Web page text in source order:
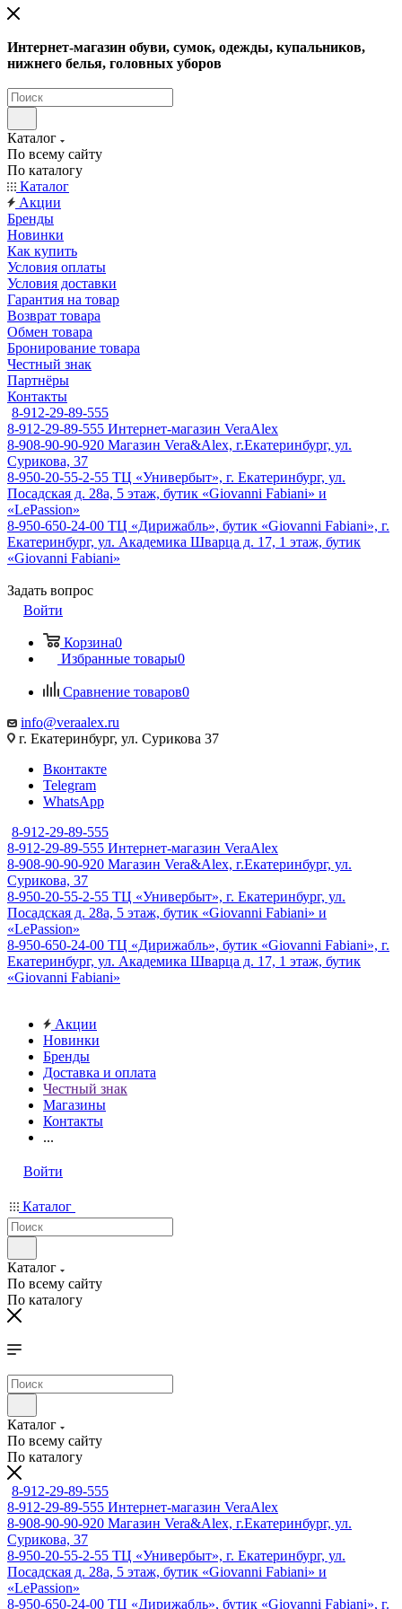
Интернет-магазин обуви, сумок, одежды, купальников,
нижнего белья, головных уборов
Каталог
По всему сайту
По каталогу
Каталог
Акции
Бренды
Новинки
Как купить
Условия оплаты
Условия доставки
Гарантия на товар
Возврат товара
Обмен товара
Бронирование товара
Честный знак
Партнёры
Контакты
8-912-29-89-555
8-912-29-89-555 Интернет-магазин VeraAlex
8-908-90-90-920 Магазин Vera&Alex, г.Екатеринбург, ул.
Сурикова, 37
8-950-20-55-2-55 ТЦ «Универбыт», г. Екатеринбург, ул.
Посадская д. 28а, 5 этаж, бутик «Giovanni Fabiani» и
«LePassion»
8-950-650-24-00 ТЦ «Дирижабль», бутик «Giovanni Fabiani», г.
Екатеринбург, ул. Академика Шварца д. 17, 1 этаж, бутик
«Giovanni Fabiani»
Задать вопрос
Войти
Корзина0
Избранные товары0
Сравнение товаров0
info@veraalex.ru
г. Екатеринбург, ул. Сурикова 37
Вконтакте
Telegram
WhatsApp
8-912-29-89-555
8-912-29-89-555 Интернет-магазин VeraAlex
8-908-90-90-920 Магазин Vera&Alex, г.Екатеринбург, ул.
Сурикова, 37
8-950-20-55-2-55 ТЦ «Универбыт», г. Екатеринбург, ул.
Посадская д. 28а, 5 этаж, бутик «Giovanni Fabiani» и
«LePassion»
8-950-650-24-00 ТЦ «Дирижабль», бутик «Giovanni Fabiani», г.
Екатеринбург, ул. Академика Шварца д. 17, 1 этаж, бутик
«Giovanni Fabiani»
Акции
Новинки
Бренды
Доставка и оплата
Честный знак
Магазины
Контакты
...
Войти
Каталог
Каталог
По всему сайту
По каталогу
Каталог
По всему сайту
По каталогу
8-912-29-89-555
8-912-29-89-555 Интернет-магазин VeraAlex
8-908-90-90-920 Магазин Vera&Alex, г.Екатеринбург, ул.
Сурикова, 37
8-950-20-55-2-55 ТЦ «Универбыт», г. Екатеринбург, ул.
Посадская д. 28а, 5 этаж, бутик «Giovanni Fabiani» и
«LePassion»
8-950-650-24-00 ТЦ «Дирижабль», бутик «Giovanni Fabiani», г.